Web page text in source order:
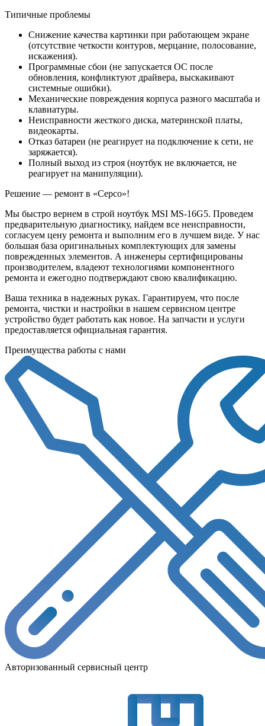
Типичные проблемы
Снижение качества картинки при работающем экране
(отсутствие четкости контуров, мерцание, полосование,
искажения).
Программные сбои (не запускается ОС после
обновления, конфликтуют драйвера, выскакивают
системные ошибки).
Механические повреждения корпуса разного масштаба и
клавиатуры.
Неисправности жесткого диска, материнской платы,
видеокарты.
Отказ батареи (не реагирует на подключение к сети, не
заряжается).
Полный выход из строя (ноутбук не включается, не
реагирует на манипуляции).
Решение — ремонт в «Серсо»!
Мы быстро вернем в строй ноутбук MSI MS-16G5. Проведем
предварительную диагностику, найдем все неисправности,
согласуем цену ремонта и выполним его в лучшем виде. У нас
большая база оригинальных комплектующих для замены
поврежденных элементов. А инженеры сертифицированы
производителем, владеют технологиями компонентного
ремонта и ежегодно подтверждают свою квалификацию.
Ваша техника в надежных руках. Гарантируем, что после
ремонта, чистки и настройки в нашем сервисном центре
устройство будет работать как новое. На запчасти и услуги
предоставляется официальная гарантия.
Преимущества работы с нами
Авторизованный сервисный центр